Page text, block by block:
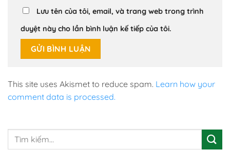
Lưu tên của tôi, email, và trang web trong trình
duyệt này cho lần bình luận kế tiếp của tôi.
This site uses Akismet to reduce spam. Learn how your
comment data is processed.